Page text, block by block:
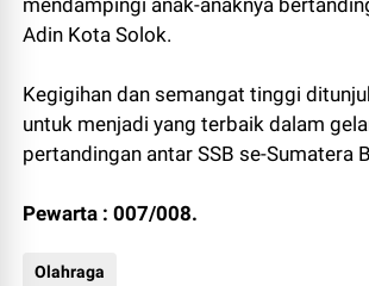
Adin Kota Solok.
Kegigihan dan semangat tinggi
untuk menjadi yang terbaik dalam
pertandingan antar SSB se-Sumatera
Pewarta : 007/008.
Olahraga